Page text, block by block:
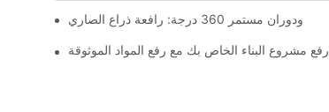
رفع مشروع البناء الخاص بك مع رفع المواد الموثوقة